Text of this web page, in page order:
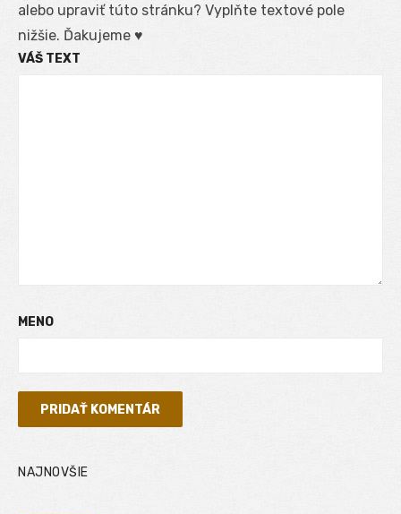
alebo upraviť túto stránku? Vyplňte textové pole
nižšie. Ďakujeme ♥
VÁŠ TEXT
MENO
NAJNOVŠIE